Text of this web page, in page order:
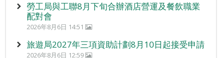
勞工局與工聯8月下旬合辦酒店營運及餐飲職業
配對會
2026年8月6日 14:51
旅遊局2027年三項資助計劃8月10日起接受申請
2026年8月6日 12:59